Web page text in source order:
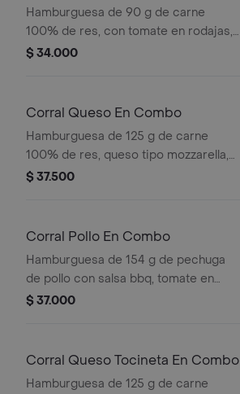
Hamburguesa de 90 g de carne
100% de res, con tomate en rodajas,
cebolla en rodajas, lechuga, salsa
pet
$ 34.000
Corral Queso En Combo
Hamburguesa de 125 g de carne
100% de res, queso tipo mozzarella,
tomate en rodajas, cebolla en rodajas,
$ 37.500
Corral Pollo En Combo
Hamburguesa de 154 g de pechuga
de pollo con salsa bbq, tomate en
rodajas, cebolla en rodajas, lechuga y
$ 37.000
Corral Queso Tocineta En Combo
Hamburguesa de 125 g de carne